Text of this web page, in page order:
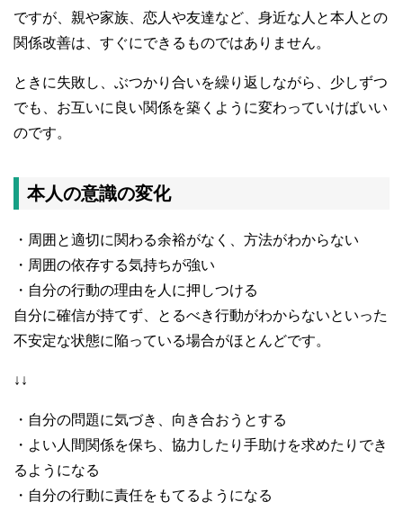
ですが、親や家族、恋人や友達など、身近な人と本人との
関係改善は、すぐにできるものではありません。
ときに失敗し、ぶつかり合いを繰り返しながら、少しずつ
でも、お互いに良い関係を築くように変わっていけばいい
のです。
本人の意識の変化
・周囲と適切に関わる余裕がなく、方法がわからない
・周囲の依存する気持ちが強い
・自分の行動の理由を人に押しつける
自分に確信が持てず、とるべき行動がわからないといった
不安定な状態に陥っている場合がほとんどです。
↓↓
・自分の問題に気づき、向き合おうとする
・よい人間関係を保ち、協力したり手助けを求めたりでき
るようになる
・自分の行動に責任をもてるようになる